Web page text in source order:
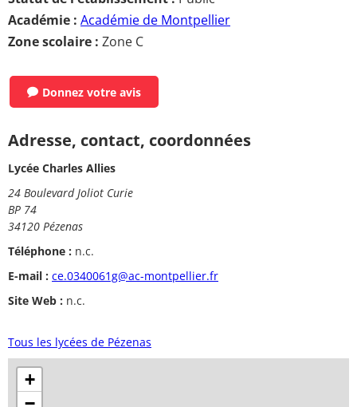
Académie : Académie de Montpellier
Zone scolaire : Zone C
Donnez votre avis
Adresse, contact, coordonnées
Lycée Charles Allies
24 Boulevard Joliot Curie
BP 74
34120 Pézenas
Téléphone : n.c.
E-mail : ce.0340061g@ac-montpellier.fr
Site Web : n.c.
Tous les lycées de Pézenas
+